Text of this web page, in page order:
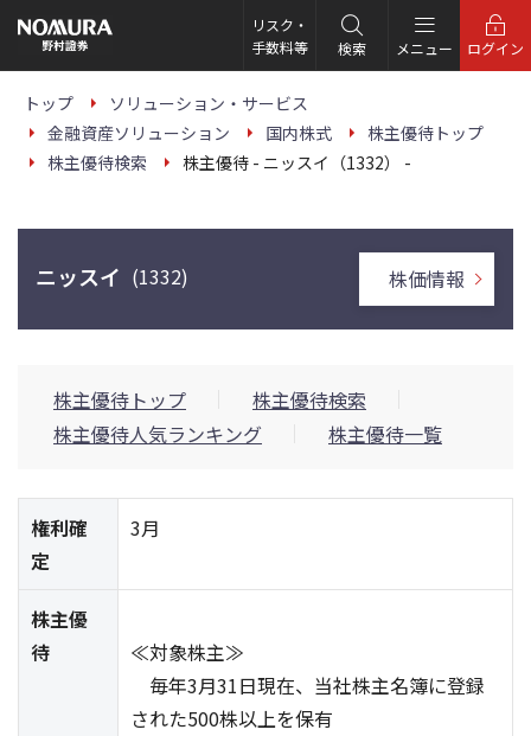
の
ー
リスク・
手数料等
検索 メニュー ログイン
トップ
ソリューション・サービス
金融資産ソリューション
国内株式
株主優待トップ
株主優待検索
株主優待 - ニッスイ（1332） -
ニッスイ (1332) 株価情報
株主優待トップ
株主優待検索
株主優待人気ランキング
株主優待一覧
権利確
定
3月
株主優
待
≪対象株主≫
毎年3月31日現在、当社株主名簿に登録
された500株以上を保有